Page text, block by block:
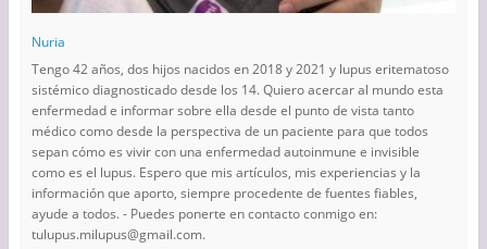
Nuria
Tengo 42 años, dos hijos nacidos en 2018 y 2021 y lupus eritematoso
sistémico diagnosticado desde los 14. Quiero acercar al mundo esta
enfermedad e informar sobre ella desde el punto de vista tanto
médico como desde la perspectiva de un paciente para que todos
sepan cómo es vivir con una enfermedad autoinmune e invisible
como es el lupus. Espero que mis artículos, mis experiencias y la
información que aporto, siempre procedente de fuentes fiables,
ayude a todos. - Puedes ponerte en contacto conmigo en:
tulupus.milupus@gmail.com.